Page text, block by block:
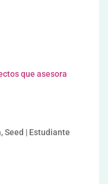
que asesora
Seed | Estudiante